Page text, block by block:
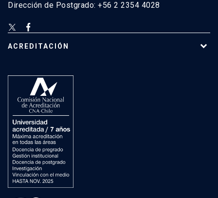
Dirección de Postgrado: +56 2 2354 4028
ACREDITACIÓN